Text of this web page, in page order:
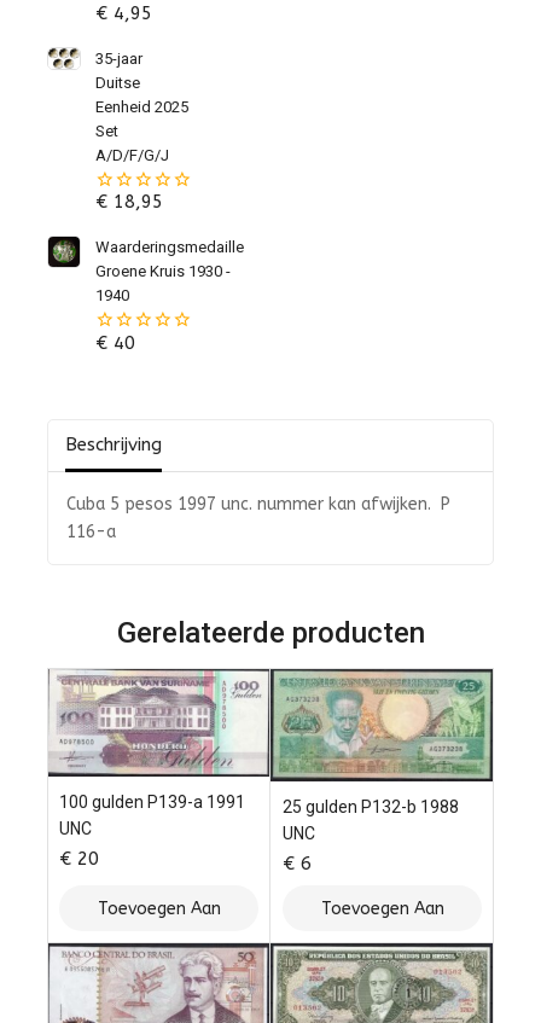
0
de
€4,95
35-jaar
Duitse
Eenheid 2025
Set
A/D/F/G/J
0
de
€18,95
Waarderingsmedaille
Groene Kruis 1930 -
1940
0
€40
Beschrijving
Cuba 5 pesos 1997 unc. nummer kan afwijken. P
116-a
Gerelateerde producten
100 gulden P139-a 1991
UNC
€ 20
Toevoegen Aan
Winkelwagen
25 gulden P132-b 1988
UNC
€ 6
Toevoegen Aan
Winkelwagen